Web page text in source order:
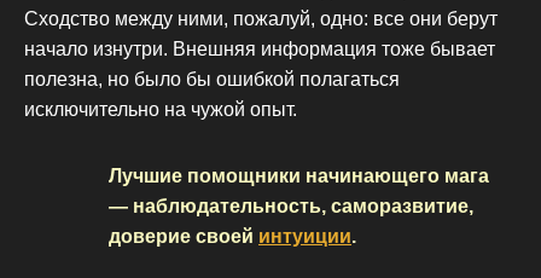
Сходство между ними, пожалуй, одно: все они берут
начало изнутри. Внешняя информация тоже бывает
полезна, но было бы ошибкой полагаться
исключительно на чужой опыт.
Лучшие помощники начинающего мага
— наблюдательность, саморазвитие,
доверие своей интуиции.